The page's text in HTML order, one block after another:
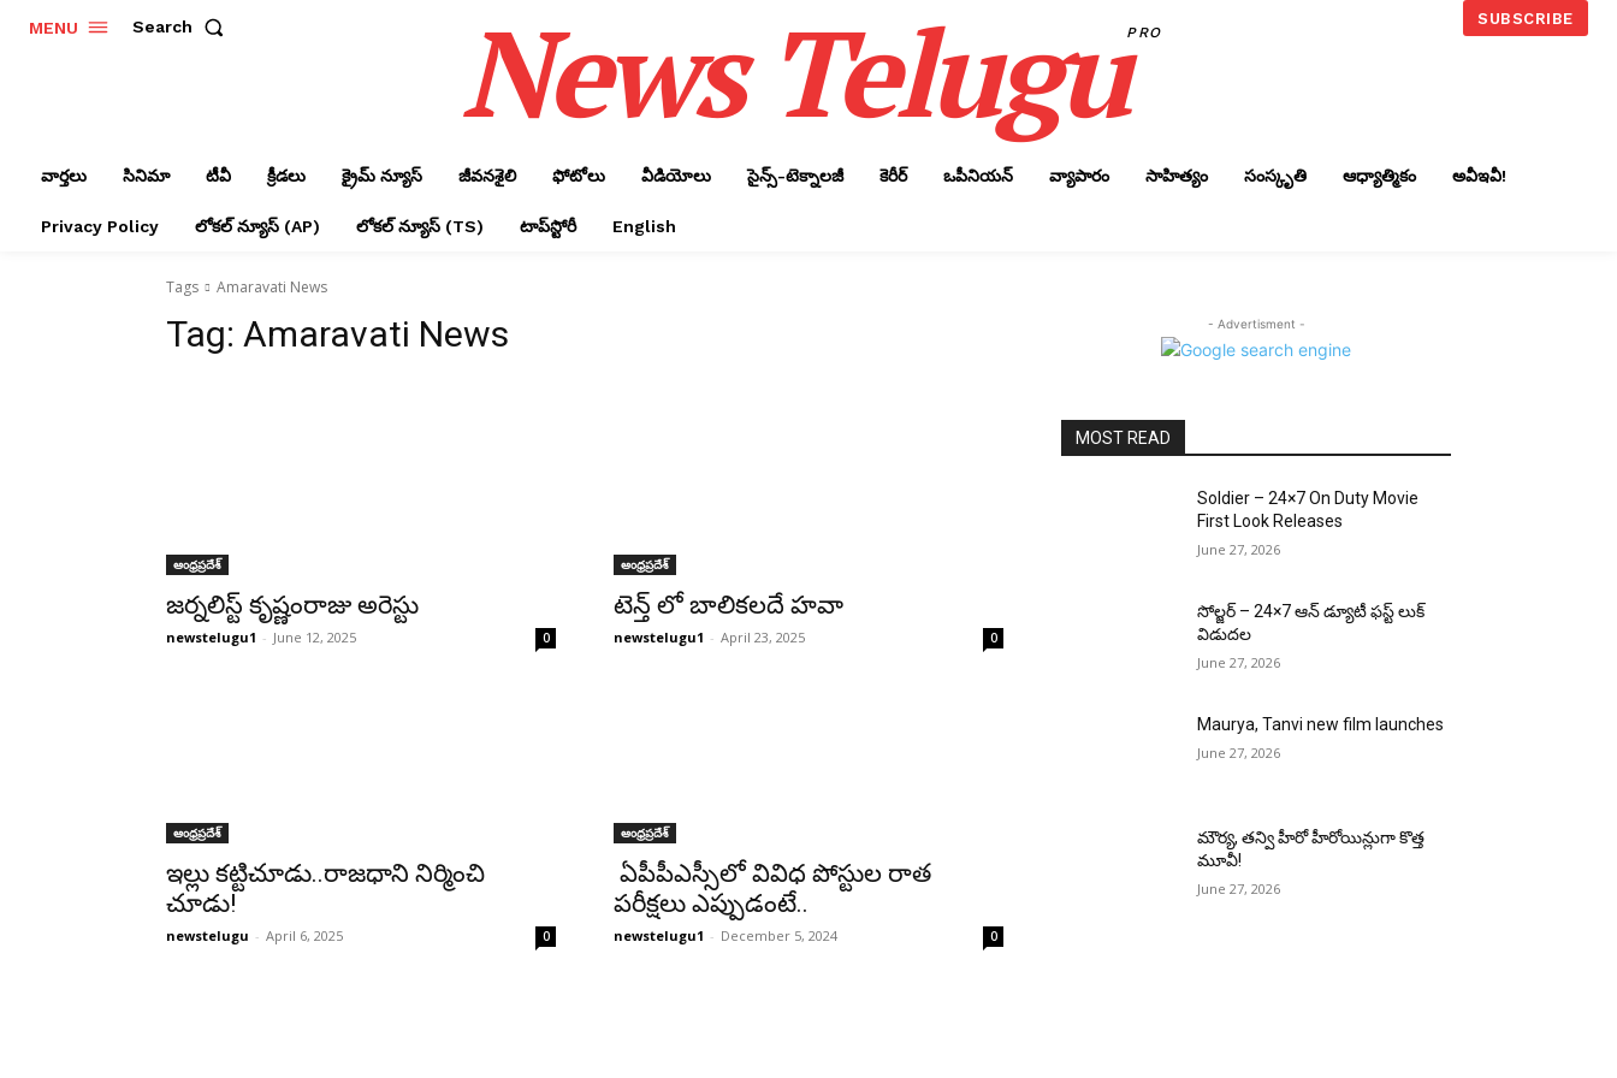
MENU Search News TeluguPRO
SUBSCRIBE
వార్తలు సినిమా టీవీ క్రీడలు క్రైమ్ న్యూస్‌ జీవనశైలి ఫోటోలు వీడియోలు సైన్స్‌-టెక్నాలజీ కెరీర్‌ ఒపీనియన్‌ వ్యాపారం సాహిత్యం సంస్కృతి ఆధ్యాత్మికం అవీఇవీ!
Privacy Policy లోక‌ల్ న్యూస్‌ (AP) లోక‌ల్ న్యూస్‌ (TS) టాప్‌స్టోరీ English
Tags Amaravati News
Tag: Amaravati News
ఆంధ్రప్రదేశ్‌
జర్నలిస్ట్‌ కృష్ణంరాజు అరెస్టు
newstelugu1 - June 12, 2025 0
ఆంధ్రప్రదేశ్‌
టెన్త్ లో బాలిక‌ల‌దే హ‌వా
newstelugu1 - April 23, 2025 0
ఆంధ్రప్రదేశ్‌
ఇల్లు కట్టిచూడు..రాజధాని నిర్మించి
చూడు!
newstelugu - April 6, 2025 0
ఆంధ్రప్రదేశ్‌
ఏపీపీఎస్సీలో వివిధ పోస్టుల రాత
పరీక్షలు ఎప్పుడంటే..
newstelugu1 - December 5, 2024 0
- Advertisment -
MOST READ
Soldier – 24×7 On Duty Movie
First Look Releases
June 27, 2026
సోల్జర్ – 24×7 ఆన్ డ్యూటీ ఫస్ట్ లుక్
విడుదల
June 27, 2026
Maurya, Tanvi new film launches
June 27, 2026
మౌర్య‌, త‌న్వి హీరో హీరోయిన్లుగా కొత్త
మూవీ!
June 27, 2026